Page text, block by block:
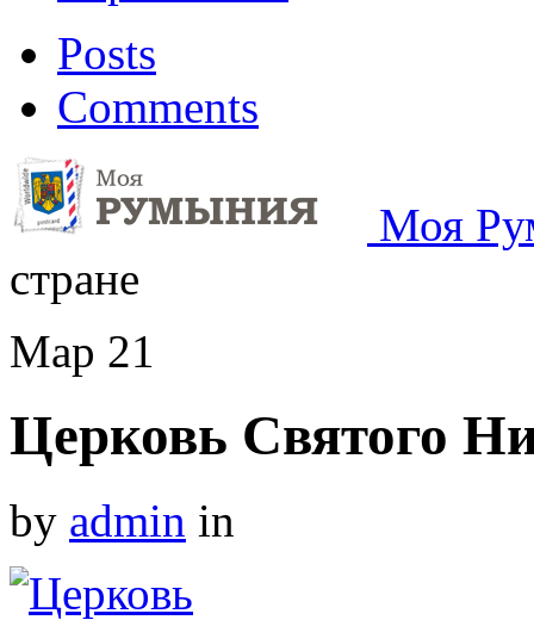
Posts
Comments
Моя
стране
Мар 21
Церковь Святого
by admin in